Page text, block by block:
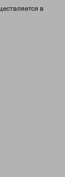
в